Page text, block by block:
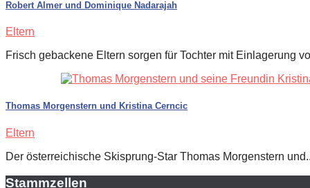
Robert Almer und Dominique Nadarajah
Eltern
Frisch gebackene Eltern sorgen für Tochter mit Einlagerung
Thomas Morgenstern und Kristina Cerncic
Eltern
Der österreichische Skisprung-Star Thomas Morgenstern
Stammzellen